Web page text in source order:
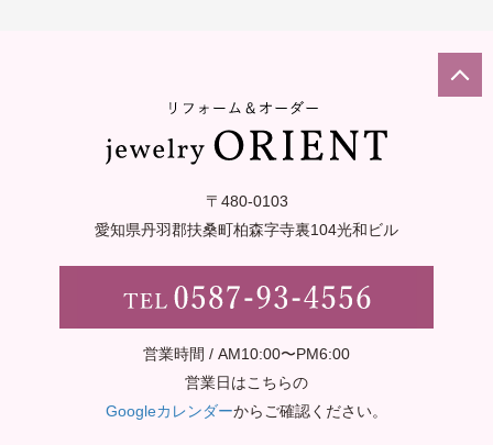
〒480-0103
愛知県丹羽郡扶桑町柏森字寺裏104光和ビル
営業時間 / AM10:00〜PM6:00
営業日はこちらの
Googleカレンダーからご確認ください。